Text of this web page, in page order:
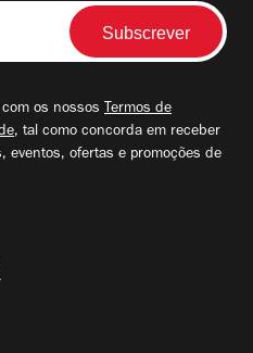
os nossos Termos de
, tal como concorda em receber
eventos, ofertas e promoções de